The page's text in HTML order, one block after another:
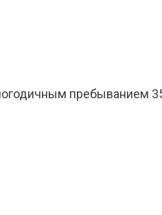
пребыванием